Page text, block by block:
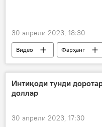
30 апрели 2023, 18:30
Видео Фарҳанг
Толибхон Шаҳидӣ
консерт
Интиқоди тунди
доллар
30 апрели 2023, 17:30